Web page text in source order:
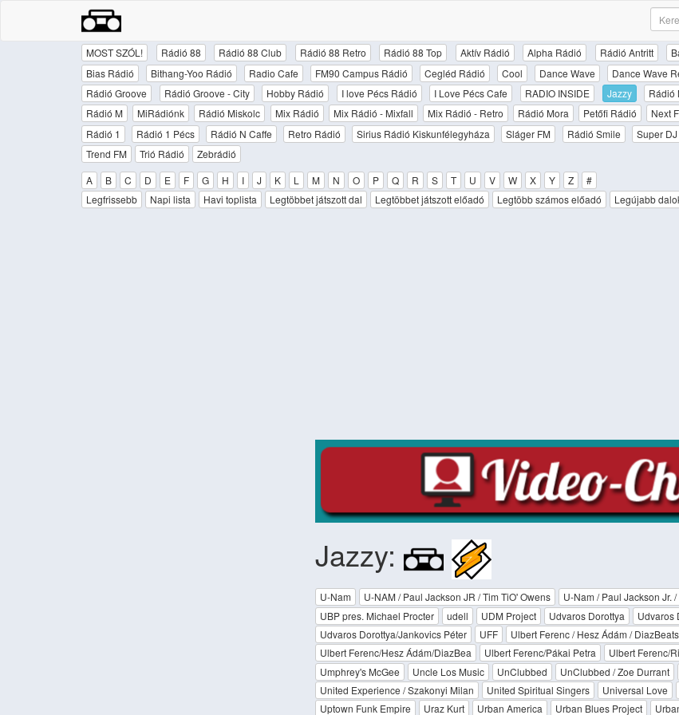
MOST SZÓL! Rádió 88 Rádió 88 Club Rádió 88 Retro Rádió 88 Top Aktív Rádió Alpha Rádió Rádió Antritt
Bias Rádió
Bithang-Yoo Rádió Radio Cafe FM90 Campus Rádió Cegléd Rádió Cool Dance Wave Dance Wave
Rádió Groove
Rádió Groove - City Hobby Rádió I love Pécs Rádió I Love Pécs Cafe RADIO INSIDE Jazzy Rádió
Rádió M
MiRádiónk Rádió Miskolc Mix Rádió Mix Rádió - Mixfall Mix Rádió - Retro Rádió Mora Petőfi Rádió Next
Rádió 1
Rádió 1 Pécs Rádió N Caffe Retro Rádió Sirius Rádió Kiskunfélegyháza Sláger FM Rádió Smile Super
Trend FM
Trió Rádió
Zebrádió
A
B C D E F G H I J K L M N O P Q R S T U V W X Y Z
#
Legfrissebb
Napi lista Havi toplista Legtöbbet játszott dal Legtöbbet játszott előadó Legtöbb számos előadó Legújabb
Jazzy:
U-Nam U-NAM / Paul Jackson JR / Tim TiO' Owens U-Nam / Paul Jackson Jr.
UBP pres. Michael Procter
udell UDM Project Udvaros Dorottya Udvaros
Udvaros Dorottya/Jankovics Péter
UFF Ulbert Ferenc / Hesz Ádám / DiazBeats
Ulbert Ferenc/Hesz Ádám/DiazBea
Ulbert Ferenc/Pákai Petra Ulbert Ferenc/
Umphrey's McGee
Uncle Los Music UnClubbed UnClubbed / Zoe Durrant
United Experience / Szakonyi Milan
United Spiritual Singers Universal Love
Uptown Funk Empire
Uraz Kurt Urban America Urban Blues Project